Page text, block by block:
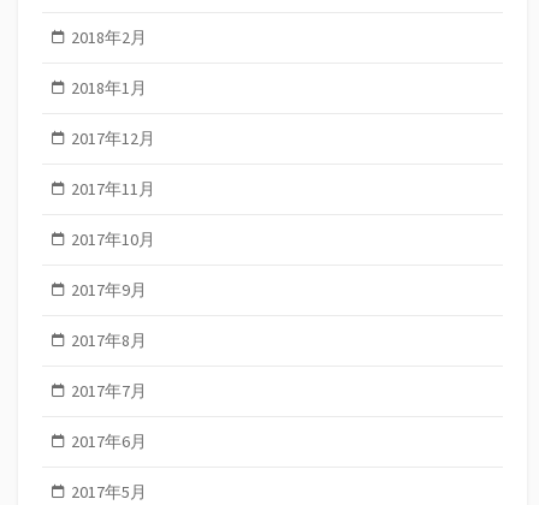
2018年2月
2018年1月
2017年12月
2017年11月
2017年10月
2017年9月
2017年8月
2017年7月
2017年6月
2017年5月